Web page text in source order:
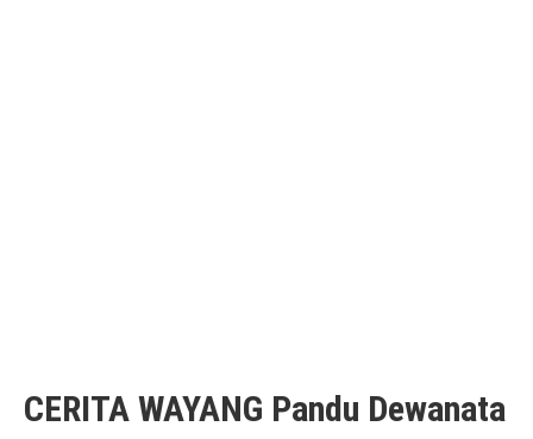
CERITA WAYANG Pandu Dewanata